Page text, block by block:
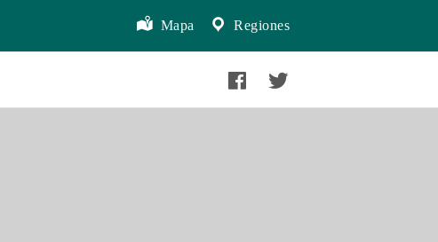
Regiones
Mapa